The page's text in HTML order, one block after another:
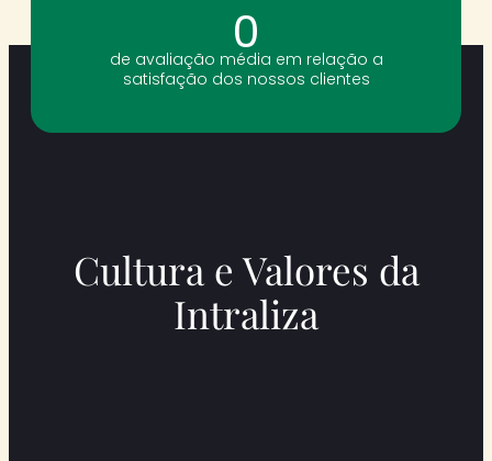
0
de avaliação média em relação a
satisfação dos nossos clientes
Cultura e Valores da
Intraliza